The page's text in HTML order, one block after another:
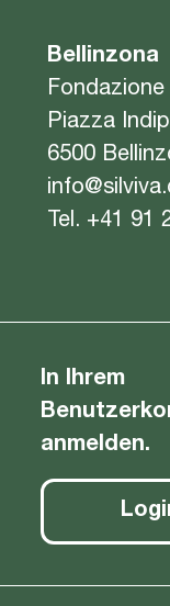
Bellinzona
Fondazione
Piazza
6500
Tel. +41 91
In Ihrem
anmelden.